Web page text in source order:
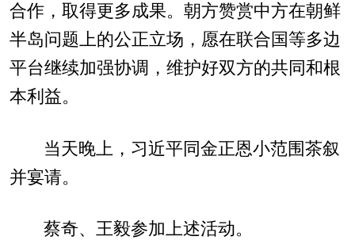
合作，取得更多成果。朝方赞赏中方在朝鲜
半岛问题上的公正立场，愿在联合国等多边
平台继续加强协调，维护好双方的共同和根
本利益。
当天晚上，习近平同金正恩小范围茶叙
并宴请。
蔡奇、王毅参加上述活动。